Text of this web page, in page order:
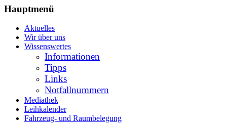
Hauptmenü
Aktuelles
Wir über uns
Wissenswertes
Informationen
Tipps
Links
Notfallnummern
Mediathek
Leihkalender
Fahrzeug- und Raumbelegung